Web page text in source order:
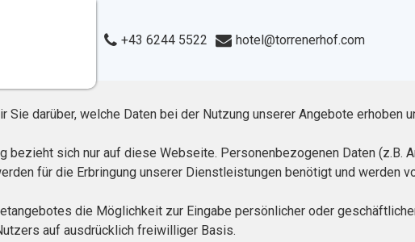
+43 6244 5522 hotel@torrenerhof.com
Sie darüber, welche Daten bei der Nutzung unserer Angebote erhoben
bezieht sich nur auf diese Webseite. Personenbezogenen Daten (z.B.
für die Erbringung unserer Dienstleistungen benötigt und werden
die Möglichkeit zur Eingabe persönlicher oder
auf ausdrücklich freiwilliger Basis.